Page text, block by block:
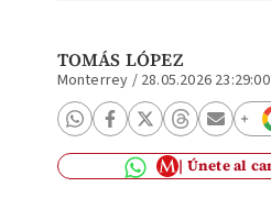
TOMÁS LÓPEZ
Monterrey / 28.05.2026 23:29:00
Únete al